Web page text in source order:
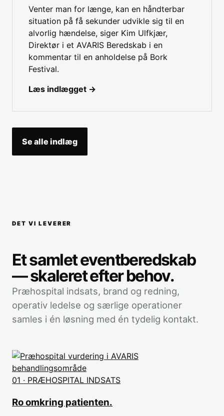
Venter man for længe, kan en håndterbar
situation på få sekunder udvikle sig til en
alvorlig hændelse, siger Kim Ulfkjær,
Direktør i et AVARIS Beredskab i en
kommentar til en anholdelse på Bork
Festival.
Læs indlægget →
Se alle indlæg
DET VI LEVERER
Et samlet eventberedskab
— skaleret efter behov.
Præhospital indsats, brand og redning,
operativ ledelse og særlige operationer
samles i én løsning med én tydelig kontakt.
01 · PRÆHOSPITAL INDSATS
Ro omkring patienten.